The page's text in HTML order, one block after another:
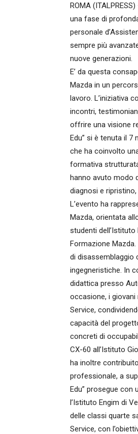
ROMA
una fase di
personale
sempre più
nuove generazioni.
E’ da questa
Mazda in un
lavoro. L’iniziativa
incontri,
offrire una visione
Edu” si è tenuta il
che ha coinvolto
formativa
hanno avuto modo
diagnosi e
L’evento ha
Mazda, orientata
studenti
Formazione
di disassemblaggio
ingegneristiche. In
didattica presso
occasione, i
Service,
capacità del
concreti di
CX-60 all’Istituto
ha inoltre
professionale, a
Edu” prosegue con
l’Istituto Engim di
delle classi quarte
Service, con